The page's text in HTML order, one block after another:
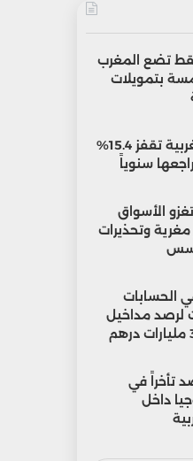
فقط تضع المغرب
بتمويلات
واردات الغاز المغربية تقفز 15.4%
سنوياً
الأسواق
مغرية وتحذيرات
الحسابات
لرصد مداخيل
تأخراً في
داخل